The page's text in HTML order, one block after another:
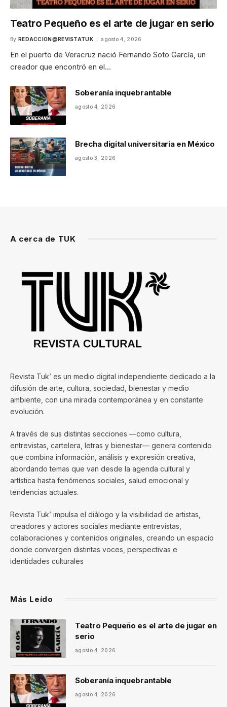
Teatro Pequeño es el arte de jugar en serio
By REDACCION@REVISTATUK agosto 4, 2026
En el puerto de Veracruz nació Fernando Soto García, un
creador que encontró en el…
Soberanía inquebrantable
agosto 4, 2026
Brecha digital universitaria en México
agosto 3, 2026
A cerca de TUK
Revista Tuk’ es un medio digital independiente dedicado a la
difusión de arte, cultura, sociedad, bienestar y medio
ambiente, con una mirada contemporánea y en constante
evolución.
A través de sus distintas secciones —como cultura,
entrevistas, cartelera, letras y bienestar— genera contenido
que combina información, análisis y expresión creativa,
abordando temas que van desde la agenda cultural y
artística hasta fenómenos sociales, salud emocional y
tendencias actuales.
Revista Tuk’ impulsa el diálogo y la visibilidad de artistas,
creadores y actores sociales mediante entrevistas,
colaboraciones y contenidos originales, creando un espacio
donde convergen distintas voces, perspectivas e
identidades culturales
Más Leído
Teatro Pequeño es el arte de jugar en
serio
agosto 4, 2026
Soberanía inquebrantable
agosto 4, 2026